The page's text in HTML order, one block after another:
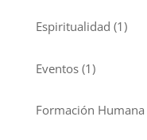
Espiritualidad (1)
Eventos(1)
Formación Humana